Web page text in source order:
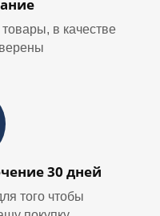
в качестве
30 дней
того чтобы